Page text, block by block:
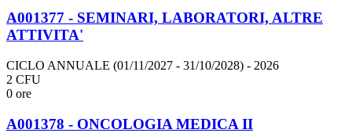
A001377 - SEMINARI, LABORATORI, ALTRE
ATTIVITA'
CICLO ANNUALE (01/11/2027 - 31/10/2028) - 2026
2 CFU
0 ore
A001378 - ONCOLOGIA MEDICA II